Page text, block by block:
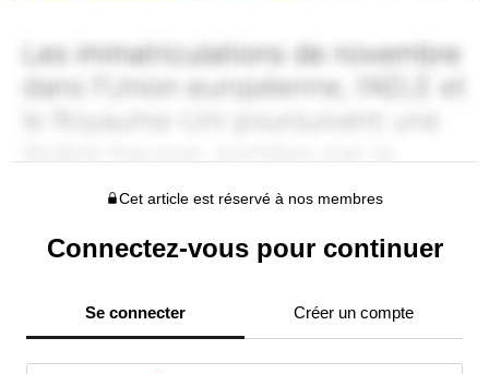
Cet article est réservé à nos membres
Connectez-vous pour continuer
Se connecter Créer un compte